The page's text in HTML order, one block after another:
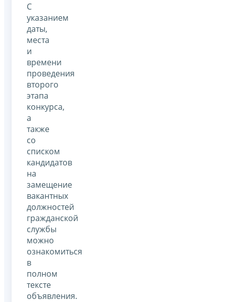
С
указанием
даты,
места
и
времени
проведения
второго
этапа
конкурса,
а
также
со
списком
кандидатов
на
замещение
вакантных
должностей
гражданской
службы
можно
ознакомиться
в
полном
тексте
объявления.